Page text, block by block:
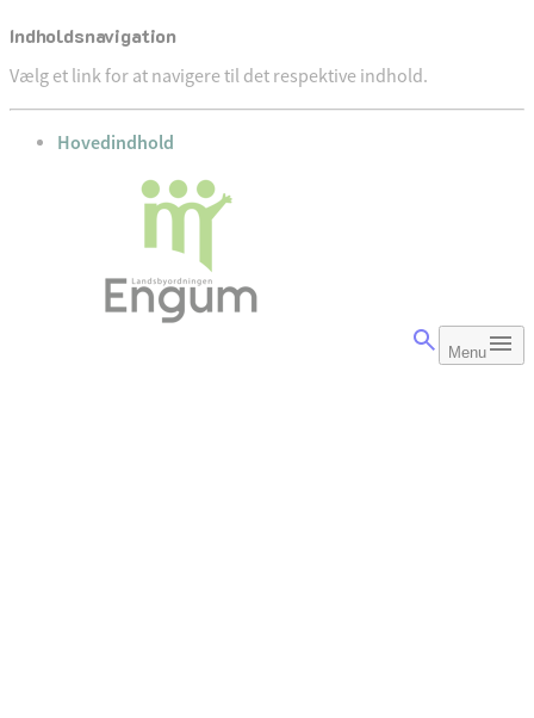
Indholdsnavigation
Vælg et link for at navigere til det respektive indhold.
gå til
Hovedindhold
Menu